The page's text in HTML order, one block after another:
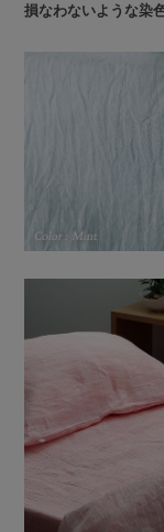
損なわないような染